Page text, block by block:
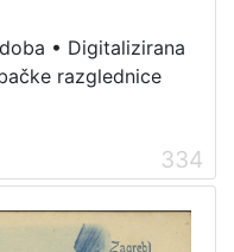
• Digitalizirana
razglednice
334